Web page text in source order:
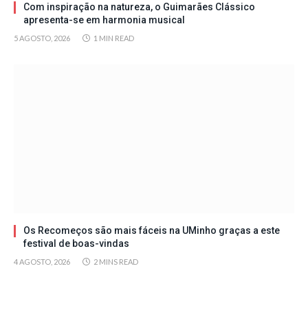
Com inspiração na natureza, o Guimarães Clássico
apresenta-se em harmonia musical
5 AGOSTO, 2026 1 MIN READ
Os Recomeços são mais fáceis na UMinho graças a este
festival de boas-vindas
4 AGOSTO, 2026 2 MINS READ